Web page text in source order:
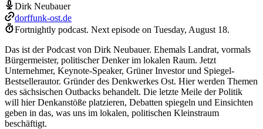
Dirk Neubauer
dorffunk-ost.de
Fortnightly podcast. Next episode on Tuesday, August 18.
Das ist der Podcast von Dirk Neubauer. Ehemals Landrat, vormals
Bürgermeister, politischer Denker im lokalen Raum. Jetzt
Unternehmer, Keynote-Speaker, Grüner Investor und Spiegel-
Bestsellerautor. Gründer des Denkwerkes Ost. Hier werden Themen
des sächsischen Outbacks behandelt. Die letzte Meile der Politik
will hier Denkanstöße platzieren, Debatten spiegeln und Einsichten
geben in das, was uns im lokalen, politischen Kleinstraum
beschäftigt.